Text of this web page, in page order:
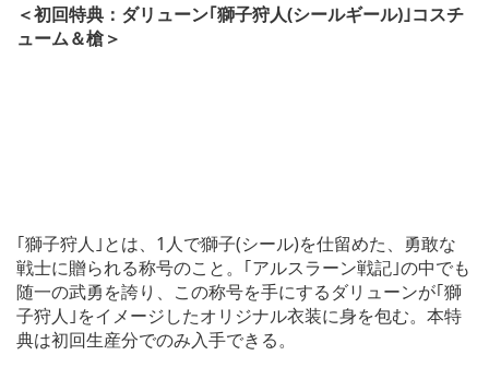
＜初回特典：ダリューン｢獅子狩人(シールギール)｣コスチ
ューム＆槍＞
｢獅子狩人｣とは、1人で獅子(シール)を仕留めた、勇敢な
戦士に贈られる称号のこと。｢アルスラーン戦記｣の中でも
随一の武勇を誇り、この称号を手にするダリューンが｢獅
子狩人｣をイメージしたオリジナル衣装に身を包む。本特
典は初回生産分でのみ入手できる。